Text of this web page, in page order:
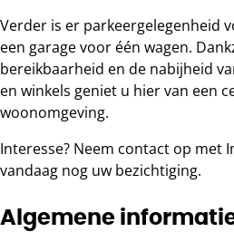
Verder is er parkeergelegenheid
een garage voor één wagen.
bereikbaarheid en de nabijheid
en winkels geniet u hier van een
woonomgeving.
Interesse? Neem contact op met
vandaag nog uw bezichtiging.
Algemene